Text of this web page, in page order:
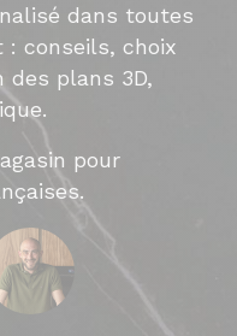
dans toutes
: conseils, choix
des plans 3D,
pour